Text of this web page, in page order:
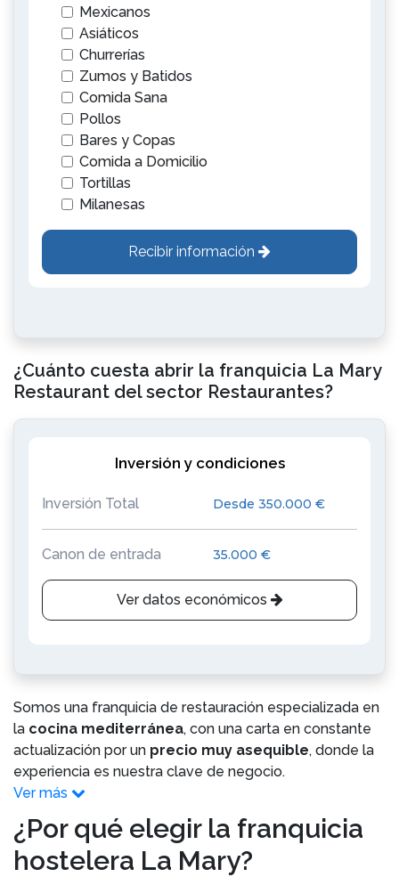
Mexicanos
Asiáticos
Churrerías
Zumos y Batidos
Comida Sana
Pollos
Bares y Copas
Comida a Domicilio
Tortillas
Milanesas
Recibir información
¿Cuánto cuesta abrir la franquicia La Mary
Restaurant del sector Restaurantes?
Inversión y condiciones
Inversión Total Desde 350.000 €
Canon de entrada 35.000 €
Ver datos económicos
Somos una franquicia de restauración especializada en
la cocina mediterránea, con una carta en constante
actualización por un precio muy asequible, donde la
experiencia es nuestra clave de negocio.
Ver más
¿Por qué elegir la franquicia
hostelera La Mary?